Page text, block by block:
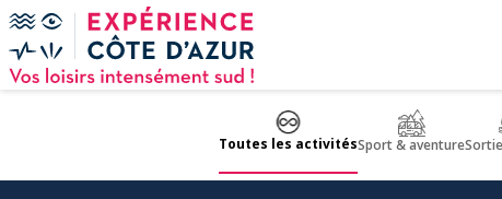
Panneau de gestion des cookies
Toutes les activitésSport & aventure